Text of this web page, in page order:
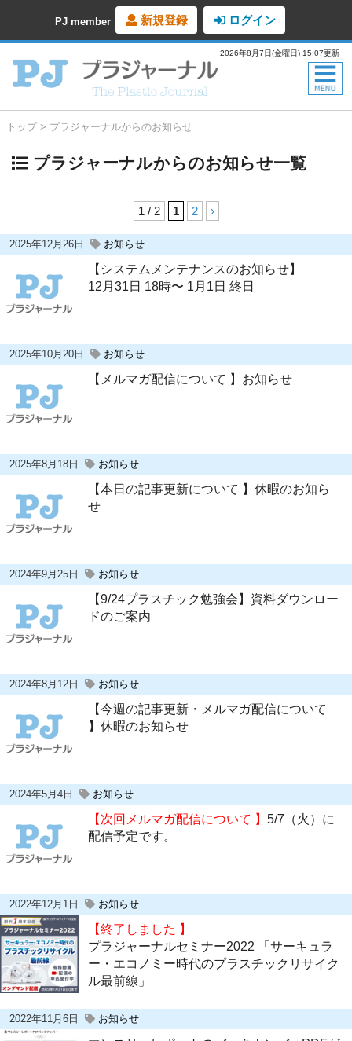
PJ member 新規登録 ログイン
2026年8月7日(金曜日) 15:07更新
トップ プラジャーナルからのお知らせ
プラジャーナルからのお知らせ一覧
1 / 2 1 2 ›
2025年12月26日 お知らせ
【システムメンテナンスのお知らせ】
12月31日 18時〜 1月1日 終日
2025年10月20日 お知らせ
【メルマガ配信について 】お知らせ
2025年8月18日 お知らせ
【本日の記事更新について 】休暇のお知ら
せ
2024年9月25日 お知らせ
【9/24プラスチック勉強会】資料ダウンロー
ドのご案内
2024年8月12日 お知らせ
【今週の記事更新・メルマガ配信について
】休暇のお知らせ
2024年5月4日 お知らせ
【次回メルマガ配信について 】5/7（火）に
配信予定です。
2022年12月1日 お知らせ
【終了しました 】
プラジャーナルセミナー2022 「サーキュラ
ー・エコノミー時代のプラスチックリサイク
ル最前線」
2022年11月6日 お知らせ